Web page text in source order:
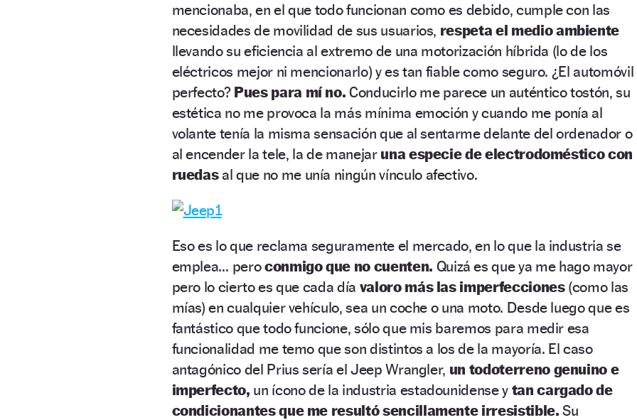
mencionaba, en el que todo funcionan como es debido, cumple con las
necesidades de movilidad de sus usuarios, respeta el medio ambiente
llevando su eficiencia al extremo de una motorización híbrida (lo de los
eléctricos mejor ni mencionarlo) y es tan fiable como seguro. ¿El automóvil
perfecto? Pues para mí no. Conducirlo me parece un auténtico tostón, su
estética no me provoca la más mínima emoción y cuando me ponía al
volante tenía la misma sensación que al sentarme delante del ordenador o
al encender la tele, la de manejar una especie de electrodoméstico con
ruedasal que no me unía ningún vínculo afectivo.
Eso es lo que reclama seguramente el mercado, en lo que la industria se
emplea… peroconmigo que no cuenten. Quizá es que ya me hago mayor
pero lo cierto es que cada día valoro más las imperfecciones(como las
mías) en cualquier vehículo, sea un coche o una moto. Desde luego que es
fantástico que todo funcione, sólo que mis baremos para medir esa
funcionalidad me temo que son distintos a los de la mayoría. El caso
antagónico del Prius sería el Jeep Wrangler, un todoterreno genuino e
imperfecto, un ícono de la industria estadounidense y tan cargado de
condicionantes que me resultó sencillamente irresistible. Su